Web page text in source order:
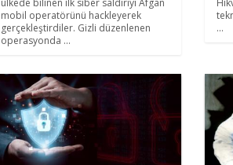
mobil operatörünü hackleyerek
gerçekleştirdiler. Gizli düzenlenen
operasyonda ...
...